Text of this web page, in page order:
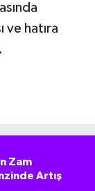
ve hatıra
Zam
Artış